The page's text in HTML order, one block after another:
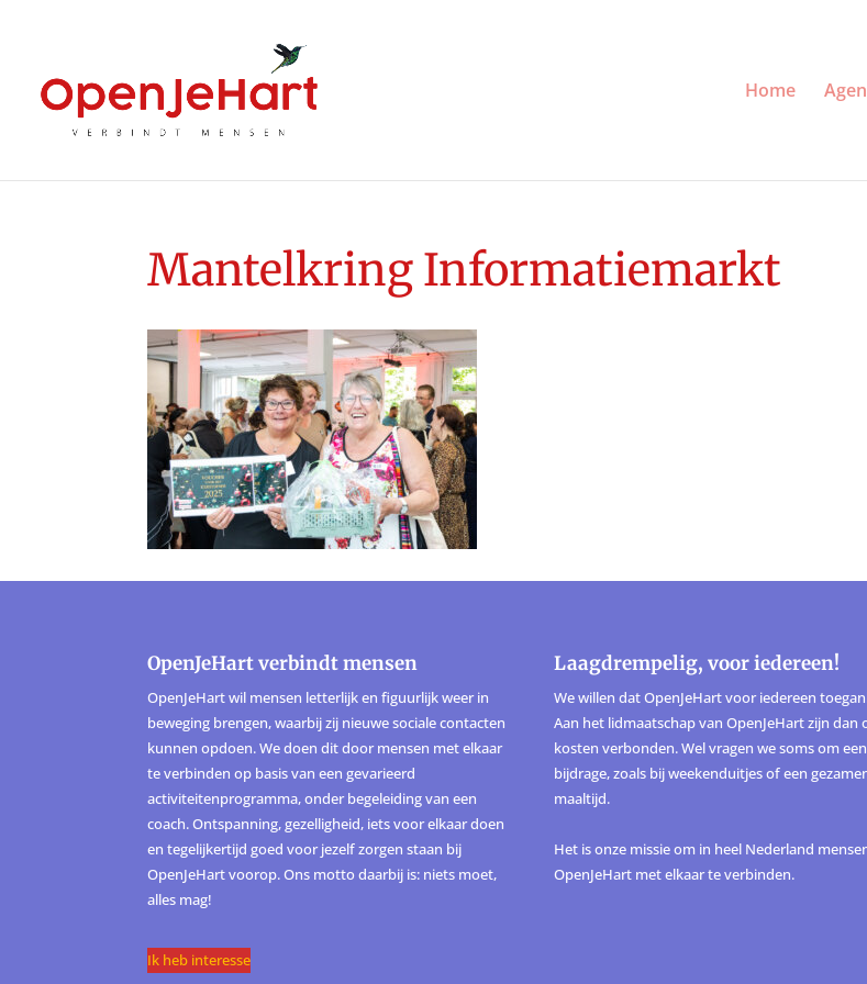
Home
Mantelkring Informatiemarkt
OpenJeHart verbindt mensen
OpenJeHart wil mensen letterlijk en figuurlijk weer in
beweging brengen, waarbij zij nieuwe sociale contacten
kunnen opdoen. We doen dit door mensen met elkaar
te verbinden op basis van een gevarieerd
activiteitenprogramma, onder begeleiding van een
coach. Ontspanning, gezelligheid, iets voor elkaar doen
en tegelijkertijd goed voor jezelf zorgen staan bij
OpenJeHart voorop. Ons motto daarbij is: niets moet,
alles mag!
Ik heb interesse
Laagdrempelig, voor iedereen!
We willen dat OpenJeHart voor iedereen
Aan het lidmaatschap van OpenJeHart zijn dan
kosten verbonden. Wel vragen we soms om
bijdrage, zoals bij weekenduitjes of een
maaltijd.
Het is onze missie om in heel Nederland
OpenJeHart met elkaar te verbinden.